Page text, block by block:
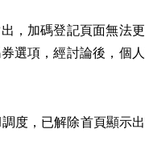
，加碼登記頁面無法
選項，經討論後，個
度，已解除首頁顯示